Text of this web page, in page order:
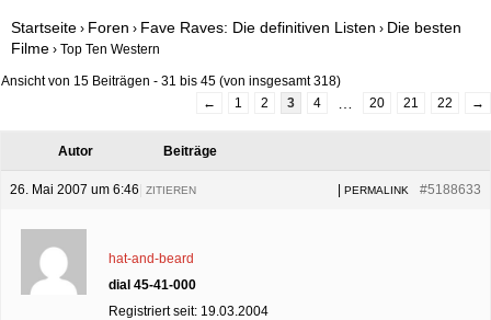
Startseite › Foren › Fave Raves: Die definitiven Listen › Die besten
Filme › Top Ten Western
Ansicht von 15 Beiträgen - 31 bis 45 (von insgesamt 318)
←
1 2 3 4 20 21 22 →
Autor Beiträge
26. Mai 2007 um 6:46 #5188633
PERMALINK
ZITIEREN
hat-and-beard
dial 45-41-000
Registriert seit: 19.03.2004